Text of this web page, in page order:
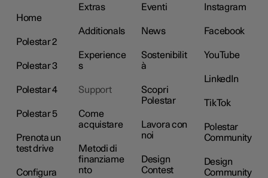
Home
Polestar 2
Polestar 3
Polestar 4
Polestar 5
Prenota un
test drive
Configura
Extras
Additionals
Experience
s
Support
Come
acquistare
Metodi di
finanziame
nto
Eventi
News
Sostenibilit
à
Scopri
Polestar
Lavora con
noi
Design
Contest
Instagram
Facebook
YouTube
LinkedIn
TikTok
Polestar
Community
Design
Community